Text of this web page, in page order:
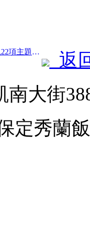
前一篇：文旅部：推出7大板塊22項主題活動
返
南大街
保定秀